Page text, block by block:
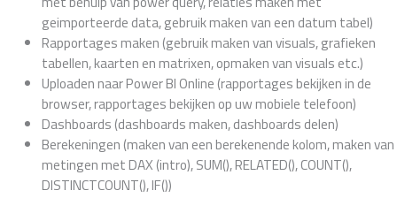
geimporteerde data, gebruik maken van een datum tabel)
Rapportages maken (gebruik maken van visuals, grafieken
tabellen, kaarten en matrixen, opmaken van visuals etc.)
Uploaden naar Power BI Online (rapportages bekijken in de
browser, rapportages bekijken op uw mobiele telefoon)
Dashboards (dashboards maken, dashboards delen)
Berekeningen (maken van een berekenende kolom, maken van
metingen met DAX (intro), SUM(), RELATED(), COUNT(),
DISTINCTCOUNT(), IF())